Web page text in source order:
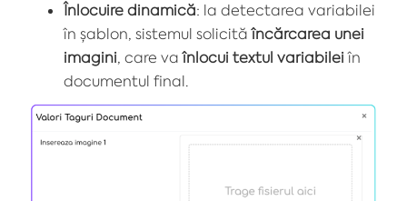
Înlocuire dinamică: la detectarea variabilei
în șablon, sistemul solicităîncărcarea unei
imagini, care vaînlocui textul variabilei în
documentul final.